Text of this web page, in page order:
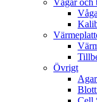
Vågar och
Övrigt